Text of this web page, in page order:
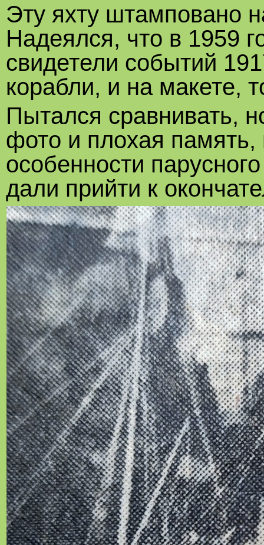
Эту яхту штамповано
Надеялся, что в 1959
свидетели событий
корабли, и на макете,
Пытался сравнивать,
фото и плохая
особенности
дали прийти к